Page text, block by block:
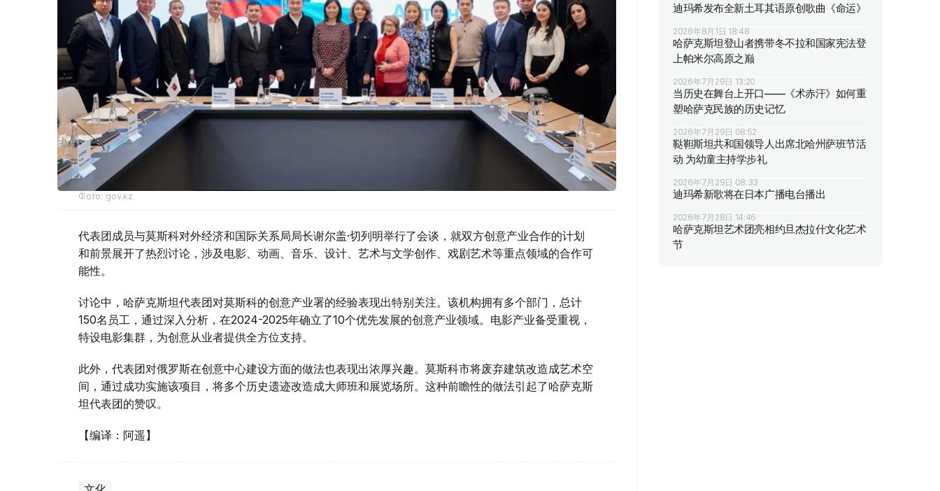
Фото: gov.kz
代表团成员与莫斯科对外经济和国际关系局局长谢尔盖·切列明举行了会谈，就双方创意产业合作的计划
和前景展开了热烈讨论，涉及电影、动画、音乐、设计、艺术与文学创作、戏剧艺术等重点领域的合作可
能性。
讨论中，哈萨克斯坦代表团对莫斯科的创意产业署的经验表现出特别关注。该机构拥有多个部门，总计
150名员工，通过深入分析，在2024-2025年确立了10个优先发展的创意产业领域。电影产业备受重视，
特设电影集群，为创意从业者提供全方位支持。
此外，代表团对俄罗斯在创意中心建设方面的做法也表现出浓厚兴趣。莫斯科市将废弃建筑改造成艺术空
间，通过成功实施该项目，将多个历史遗迹改造成大师班和展览场所。这种前瞻性的做法引起了哈萨克斯
坦代表团的赞叹。
【编译：阿遥】
迪玛希发布全新土耳其语原创歌曲《命运》
2026年8月1日 18:48
哈萨克斯坦登山者携带冬不拉和国家宪法登
上帕米尔高原之巅
2026年7月29日 13:20
当历史在舞台上开口——《术赤汗》如何重
塑哈萨克民族的历史记忆
2026年7月29日 08:52
鞑靼斯坦共和国领导人出席北哈州萨班节活
动 为幼童主持学步礼
2026年7月29日 08:33
迪玛希新歌将在日本广播电台播出
2026年7月28日 14:46
哈萨克斯坦艺术团亮相约旦杰拉什文化艺术
节